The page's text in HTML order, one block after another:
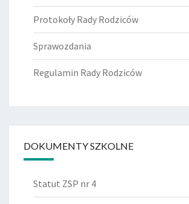
Protokoły Rady Rodziców
Sprawozdania
Regulamin Rady Rodziców
DOKUMENTY SZKOLNE
Statut ZSP nr 4